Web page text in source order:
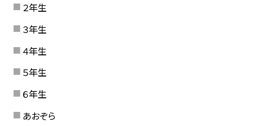
２年生
３年生
４年生
５年生
６年生
あおぞら